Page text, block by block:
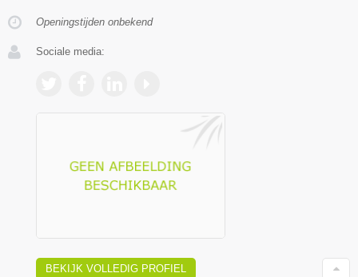
Openingstijden onbekend
Sociale media:
BEKIJK VOLLEDIG PROFIEL